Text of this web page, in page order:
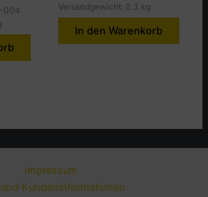
004
Versandgewicht: 0.3 kg
In den Warenkorb
Impressum
Kundeninformationen